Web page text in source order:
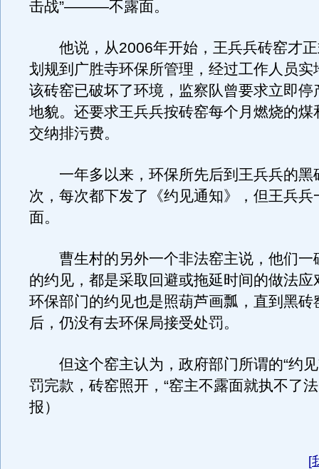
击战”———不露面。
他说，从2006年开始，王兵兵砖窑才正
划规到广胜寺环保所管理，经过工作人员实
该砖窑已破坏了环境，监察队曾要求立即停
地貌。还要求王兵兵按砖窑每个月燃烧的煤
交纳排污费。
一年多以来，环保所先后到王兵兵的黑
次，每次都下发了《约见通知》，但王兵兵
面。
曹生村的另外一个非法窑主说，他们一
的约见，都是采取回避或拖延时间的做法应
环保部门的约见也是照葫芦画瓢，直到黑砖
后，仍没有去环保局接受处罚。
但这个窑主认为，政府部门所谓的“约见
罚完款，砖窑照开，“窑主不露面就执不了
报）
[